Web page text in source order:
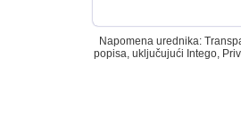
Napomena urednika:
popisa, uključujući Intego,